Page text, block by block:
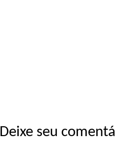
Deixe seu